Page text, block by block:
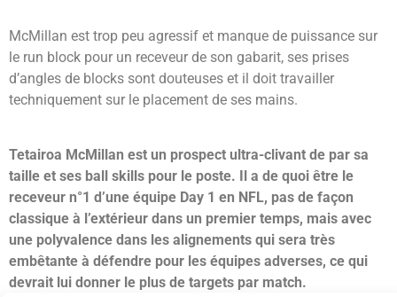
McMillan est trop peu agressif et manque de puissance sur
le run block pour un receveur de son gabarit, ses prises
d’angles de blocks sont douteuses et il doit travailler
techniquement sur le placement de ses mains.
Tetairoa McMillan est un prospect ultra-clivant de par sa
taille et ses ball skills pour le poste. Il a de quoi être le
receveur n°1 d’une équipe Day 1 en NFL, pas de façon
classique à l’extérieur dans un premier temps, mais avec
une polyvalence dans les alignements qui sera très
embêtante à défendre pour les équipes adverses, ce qui
devrait lui donner le plus de targets par match.